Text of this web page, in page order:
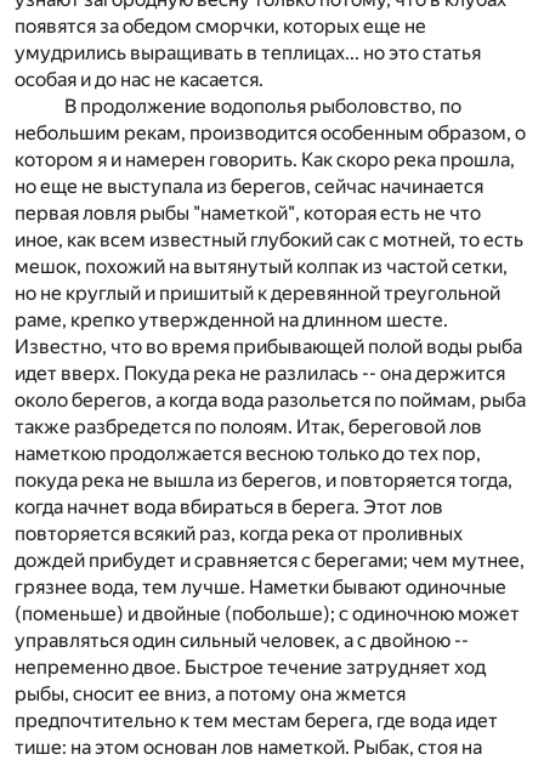
появятся за обедом сморчки, которых еще не
умудрились выращивать в теплицах... но это статья
особая и до нас не касается.
В продолжение водополья рыболовство, по
небольшим рекам, производится особенным образом, о
котором я и намерен говорить. Как скоро река прошла,
но еще не выступала из берегов, сейчас начинается
первая ловля рыбы "наметкой", которая есть не что
иное, как всем известный глубокий сак с мотней, то есть
мешок, похожий на вытянутый колпак из частой сетки,
но не круглый и пришитый к деревянной треугольной
раме, крепко утвержденной на длинном шесте.
Известно, что во время прибывающей полой воды рыба
идет вверх. Покуда река не разлилась -- она держится
около берегов, а когда вода разольется по поймам, рыба
также разбредется по полоям. Итак, береговой лов
наметкою продолжается весною только до тех пор,
покуда река не вышла из берегов, и повторяется тогда,
когда начнет вода вбираться в берега. Этот лов
повторяется всякий раз, когда река от проливных
дождей прибудет и сравняется с берегами; чем мутнее,
грязнее вода, тем лучше. Наметки бывают одиночные
(поменьше) и двойные (побольше); с одиночною может
управляться один сильный человек, а с двойною --
непременно двое. Быстрое течение затрудняет ход
рыбы, сносит ее вниз, а потому она жмется
предпочтительно к тем местам берега, где вода идет
тише: на этом основан лов наметкой. Рыбак, стоя на